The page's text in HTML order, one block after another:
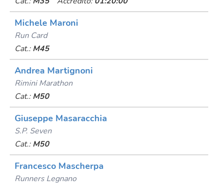
Michele Maroni
Run Card
Cat.: M45
Andrea Martignoni
Rimini Marathon
Cat.: M50
Giuseppe Masaracchia
S.p. Seven
Cat.: M50
Francesco Mascherpa
Runners Legnano